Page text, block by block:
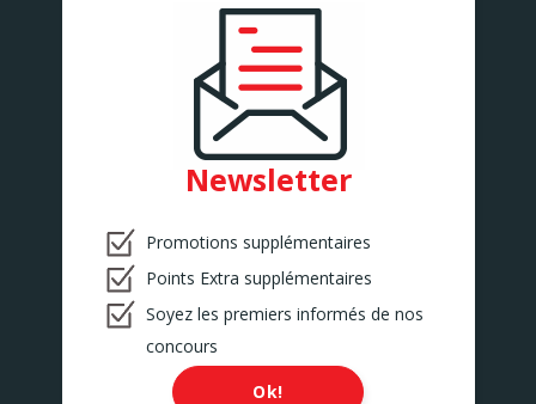
Newsletter
Promotions supplémentaires
Points Extra supplémentaires
Soyez les premiers informés de nos
concours
Ok!